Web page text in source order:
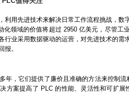
利用先进技术来解决日常工作流程挑战，数
化领域的价值将超过 2950 亿美元，尽管工
行业采用数据驱动的运营，对先进技术的需
报。
年，它们提供了廉价且准确的方法来控制
方案提高了 PLC 的性能、灵活性和可扩